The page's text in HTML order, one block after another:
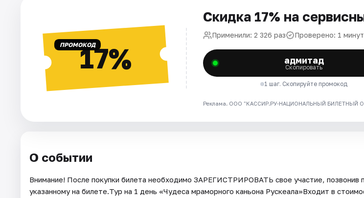
ПРОМОКОД17%
Скидка 17% на
Применили: 2 326 раз Проверено: 1
адмитад
Скопировать
1 шаг. Скопируйте промокод
Реклама. ООО "КАССИР.РУ-НАЦИОНАЛЬНЫЙ БИЛЕТНЫЙ
О событии
Внимание! После покупки билета необходимо ЗАРЕГИСТРИРОВАТЬ свое участие, позвонив
указанному на билете.Тур на 1 день «Чудеса мраморного каньона Рускеала»Входит в